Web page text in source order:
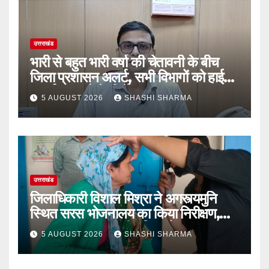
उत्तराखंड
भारी से बहुत भारी वर्षा की चेतावनी के बीच
जिला प्रशासन अलर्ट, सभी विभागों को हाई
अलर्ट पर रहने के निर्देश
5 AUGUST 2026 SHASHI SHARMA
उत्तराखंड
जिलाधिकारी विशाल मिश्रा ने अगस्त्यमुनि
स्थित सरस भोजनालय का किया निरीक्षण,
स्वयं सहायता समूह की महिलाओं का बढ़ाया
उत्साह
5 AUGUST 2026 SHASHI SHARMA